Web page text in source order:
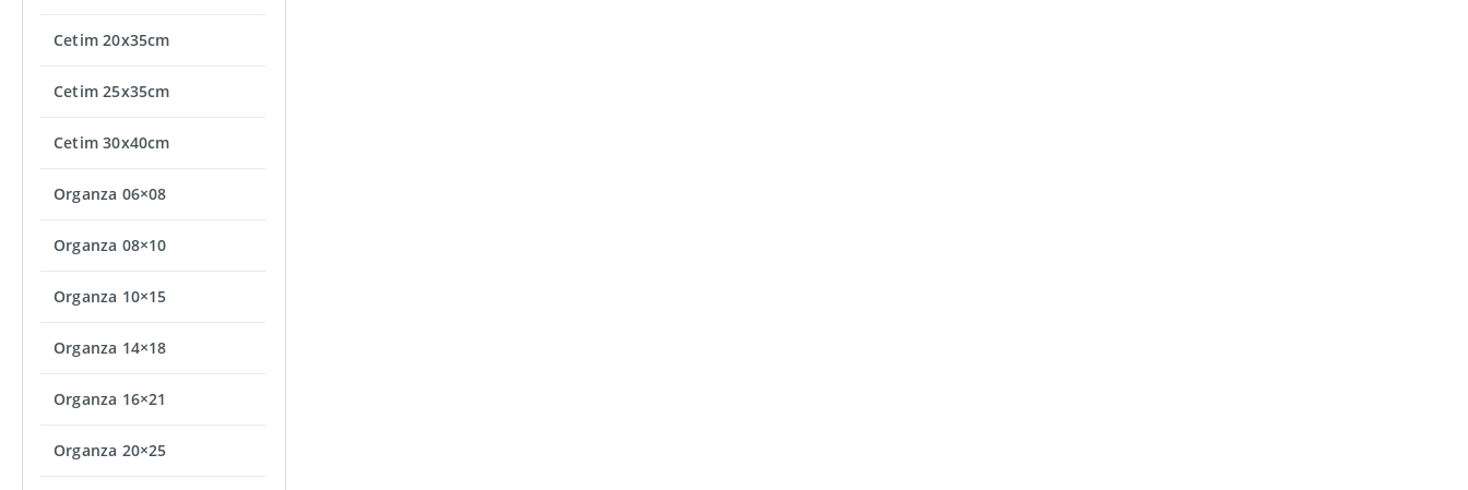
Cetim 20x35cm
Cetim 25x35cm
Cetim 30x40cm
Organza 06×08
Organza 08×10
Organza 10×15
Organza 14×18
Organza 16×21
Organza 20×25